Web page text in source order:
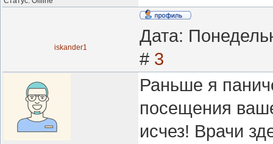
iskander1
Дата:
# 3
Раньше я
посещения
исчез! Врачи